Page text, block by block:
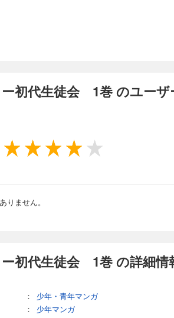
初代生徒会 1巻 のユーザ
りません。
初代生徒会 1巻 の詳細情
：
少年・青年マンガ
：
少年マンガ